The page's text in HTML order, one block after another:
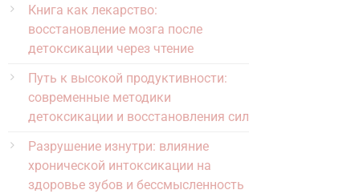
Книга как лекарство:
восстановление мозга после
детоксикации через чтение
Путь к высокой продуктивности:
современные методики
детоксикации и восстановления сил
Разрушение изнутри: влияние
хронической интоксикации на
здоровье зубов и бессмысленность